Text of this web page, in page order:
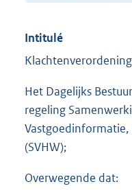
Intitulé
Het Dagelijks
regeling
(SVHW);
Overwegende dat: